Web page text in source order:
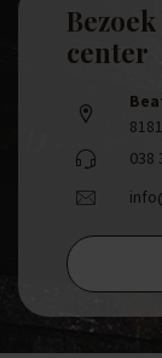
center
038